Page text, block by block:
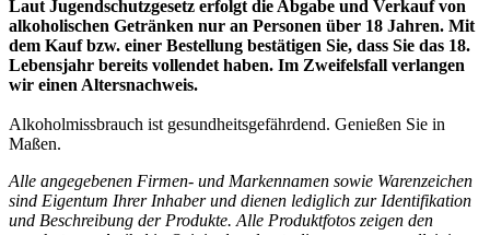
Laut Jugendschutzgesetz erfolgt die Abgabe und Verkauf von
alkoholischen Getränken nur an Personen über 18 Jahren. Mit
dem Kauf bzw. einer Bestellung bestätigen Sie, dass Sie das 18.
Lebensjahr bereits vollendet haben. Im Zweifelsfall verlangen
wir einen Altersnachweis.
Alkoholmissbrauch ist gesundheitsgefährdend. Genießen Sie in
Maßen.
Alle angegebenen Firmen- und Markennamen sowie Warenzeichen
sind Eigentum Ihrer Inhaber und dienen lediglich zur Identifikation
und Beschreibung der Produkte. Alle Produktfotos zeigen den